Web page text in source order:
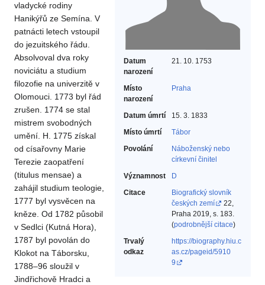
Datum
narození
21. 10. 1753
Místo
narození
Praha
Datum úmrtí
15. 3. 1833
Místo úmrtí
Tábor
Povolání
Náboženský nebo
církevní činitel‎
Významnost
D
Citace
Biografický slovník
českých zemí
22,
Praha 2019, s. 183.
(podrobnější citace)
Trvalý
odkaz
https://biography.hiu.c
as.cz/pageid/5910
9
vladycké rodiny
Hanikýřů ze Semína. V
patnácti letech vstoupil
do jezuitského řádu.
Absolvoval dva roky
noviciátu a studium
filozofie na univerzitě v
Olomouci. 1773 byl řád
zrušen. 1774 se stal
mistrem svobodných
umění. H. 1775 získal
od císařovny Marie
Terezie zaopatření
(titulus mensae) a
zahájil studium teologie,
1777 byl vysvěcen na
kněze. Od 1782 působil
v Sedlci (Kutná Hora),
1787 byl povolán do
Klokot na Táborsku,
1788–96 sloužil v
Jindřichově Hradci a